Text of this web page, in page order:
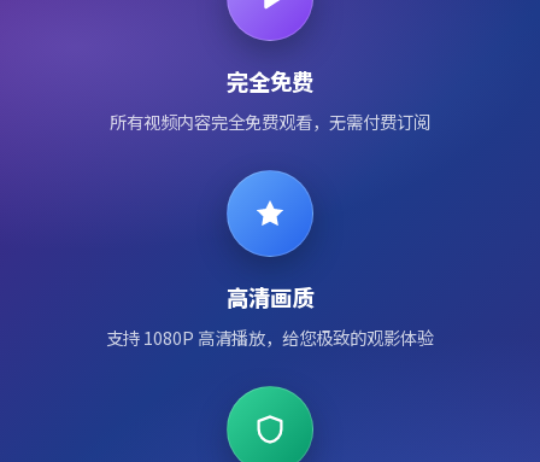
完全免费
所有视频内容完全免费观看，无需付费订阅
高清画质
支持 1080P 高清播放，给您极致的观影体验